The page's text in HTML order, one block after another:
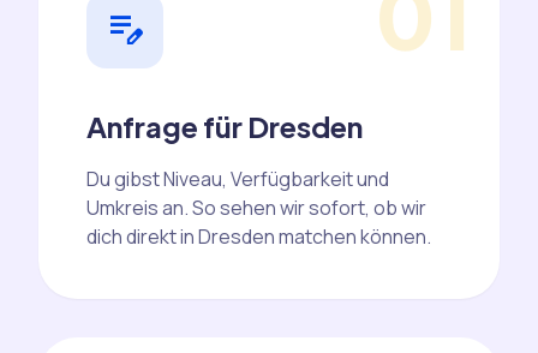
edit_note
Anfrage für Dresden
Du gibst Niveau, Verfügbarkeit und
Umkreis an. So sehen wir sofort, ob wir
dich direkt in Dresden matchen können.